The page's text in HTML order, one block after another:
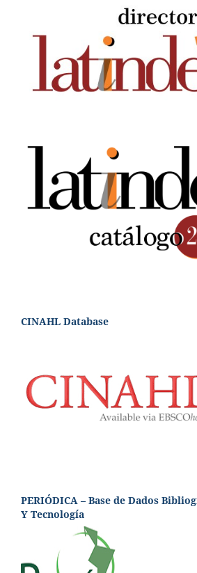
CINAHL Database
PERIÓDICA – Base de Dados
Y Tecnología